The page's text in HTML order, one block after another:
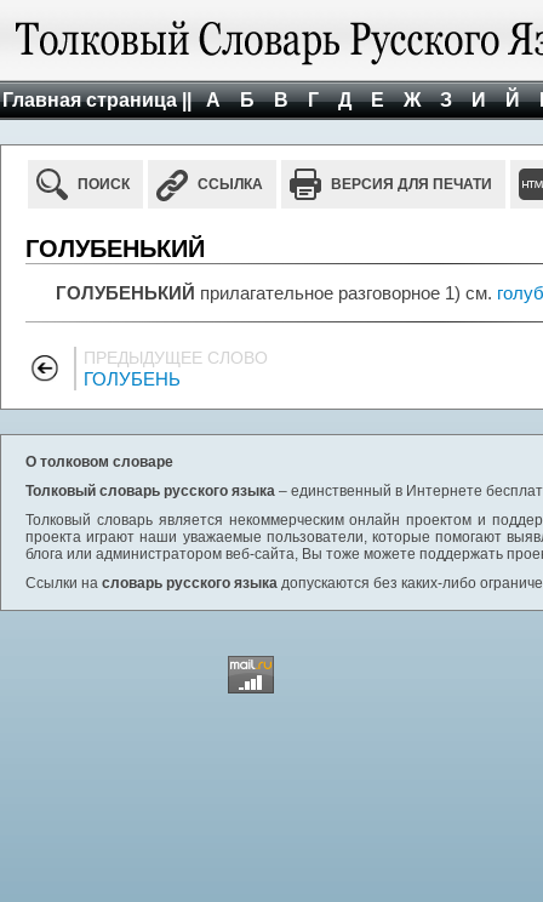
Главная страница || А Б В Г Д Е Ж З И Й
ПОИСК ССЫЛКА ВЕРСИЯ ДЛЯ ПЕЧАТИ
ГОЛУБЕНЬКИЙ
ГОЛУБЕНЬКИЙ прилагательное разговорное 1) см.
ПРЕДЫДУЩЕЕ СЛОВО
ГОЛУБЕНЬ
О толковом словаре
Толковый словарь русского языка – единственный в Интернете
Толковый словарь является некоммерческим онлайн проектом и
проекта играют наши уважаемые пользователи, которые помогают
блога или администратором веб-сайта, Вы тоже можете поддержать
Ссылки на словарь русского языка допускаются без каких-либо